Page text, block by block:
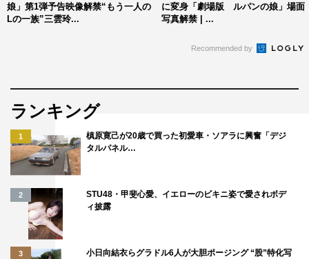
す」
◆今回、主演の深田恭子さんとはドラマでは初共演になり
「お会いしたのは今回がほとんど初めてでしたが、深田さ
ていたドラマの多くに出られている女優さんを前に内心す
ごく緊張していました。撮影では、お会いしてすぐにバチ
て嫌でした（笑）」
◆他のキャストの皆さんについて
娘」第1弾予告映像解禁“もう一人の
Lの一族”三雲玲...
に変身「劇場版 ルパンの娘」場面
写真解禁 | ...
Recommended by
ランキング
1
槙原寛己が20歳で買った初愛車・ソアラに興奮「デジ
タルパネル…
2
STU48・甲斐心愛、イエローのビキニ姿で愛されボデ
ィ披露
3
小日向結衣らグラドル6人が大胆ポージング “股”特化写